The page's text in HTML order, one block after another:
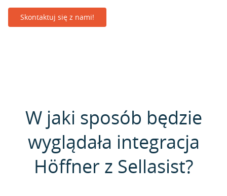
Skontaktuj się z nami!
W jaki sposób będzie
wyglądała integracja
Höffner z Sellasist?